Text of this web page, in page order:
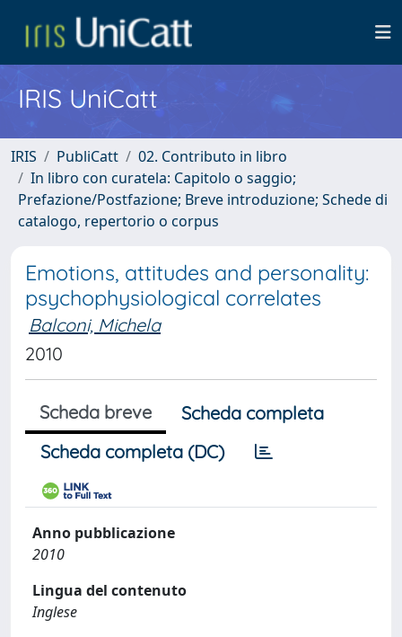
IRIS UniCatt
IRIS PubliCatt
02. Contributo in libro
In libro con curatela: Capitolo o saggio;
Prefazione/Postfazione; Breve introduzione; Schede di
catalogo, repertorio o corpus
Emotions, attitudes and personality:
psychophysiological correlates
Balconi, Michela
2010
Scheda breve
Scheda completa
Scheda completa (DC)
Anno pubblicazione
2010
Lingua del contenuto
Inglese